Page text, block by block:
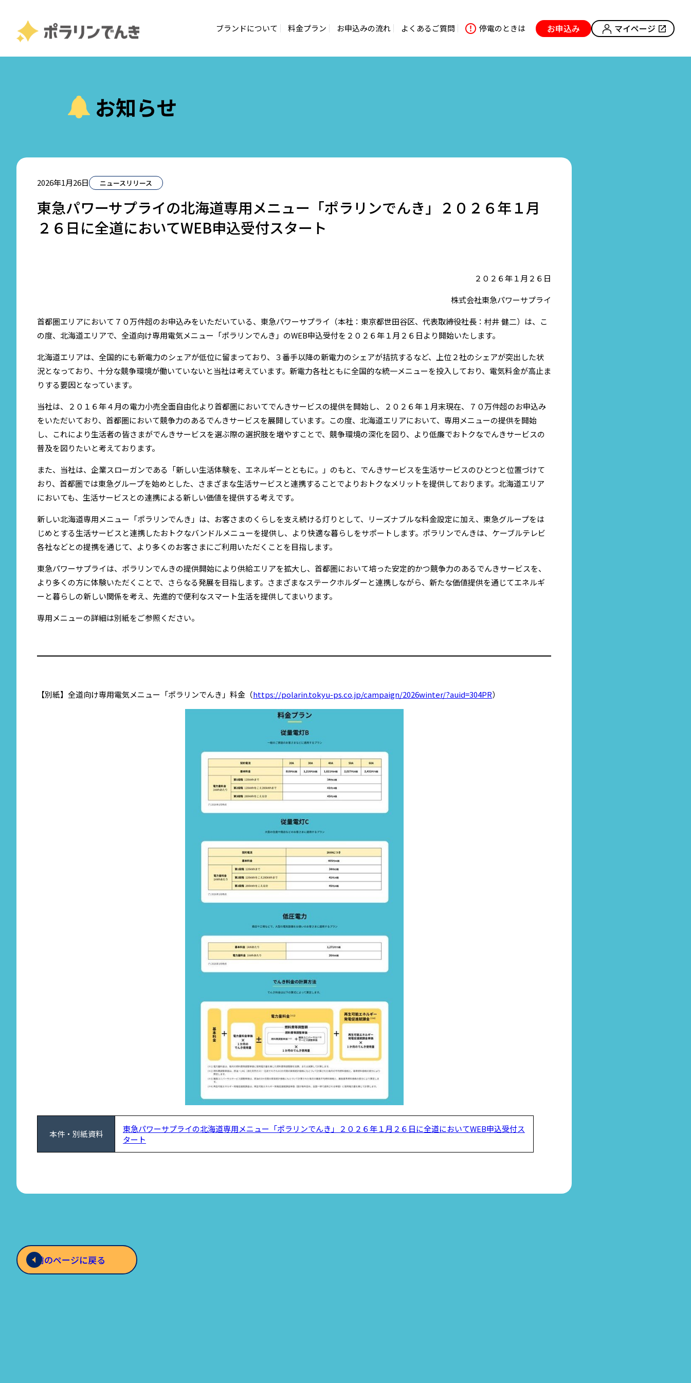
ブランドについて 料金プラン お申込みの流れ よくあるご質問 停電のときは お申込み マイページ
お知らせ
東急パワーサプライの北海道専用メニュー「ポラリンでんき」２０２６年１月
２６日に全道においてWEB申込受付スタート
2026年1月26日 ニュースリリース
２０２６年１月２６日
株式会社東急パワーサプライ
首都圏エリアにおいて７０万件超のお申込みをいただいている、東急パワーサプライ（本社：東京都世田谷区、代表取締役社長：村井 健二）は、こ
の度、北海道エリアで、全道向け専用電気メニュー「ポラリンでんき」のWEB申込受付を２０２６年１月２６日より開始いたします。
北海道エリアは、全国的にも新電力のシェアが低位に留まっており、３番手以降の新電力のシェアが拮抗するなど、上位２社のシェアが突出した状
況となっており、十分な競争環境が働いていないと当社は考えています。新電力各社ともに全国的な統一メニューを投入しており、電気料金が高止ま
りする要因となっています。
当社は、２０１６年４月の電力小売全面自由化より首都圏においてでんきサービスの提供を開始し、２０２６年１月末現在、７０万件超のお申込み
をいただいており、首都圏において競争力のあるでんきサービスを展開しています。この度、北海道エリアにおいて、専用メニューの提供を開始
し、これにより生活者の皆さまがでんきサービスを選ぶ際の選択肢を増やすことで、競争環境の深化を図り、より低廉でおトクなでんきサービスの
普及を図りたいと考えております。
また、当社は、企業スローガンである「新しい生活体験を、エネルギーとともに。」のもと、でんきサービスを生活サービスのひとつと位置づけて
おり、首都圏では東急グループを始めとした、さまざまな生活サービスと連携することでよりおトクなメリットを提供しております。北海道エリア
においても、生活サービスとの連携による新しい価値を提供する考えです。
新しい北海道専用メニュー「ポラリンでんき」は、お客さまのくらしを支え続ける灯りとして、リーズナブルな料金設定に加え、東急グループをは
じめとする生活サービスと連携したおトクなバンドルメニューを提供し、より快適な暮らしをサポートします。ポラリンでんきは、ケーブルテレビ
各社などとの提携を通じて、より多くのお客さまにご利用いただくことを目指します。
東急パワーサプライは、ポラリンでんきの提供開始により供給エリアを拡大し、首都圏において培った安定的かつ競争力のあるでんきサービスを、
より多くの方に体験いただくことで、さらなる発展を目指します。さまざまなステークホルダーと連携しながら、新たな価値提供を通じてエネルギ
ーと暮らしの新しい関係を考え、先進的で便利なスマート生活を提供してまいります。
専用メニューの詳細は別紙をご参照ください。
【別紙】全道向け専用電気メニュー「ポラリンでんき」料金（https://polarin.tokyu-ps.co.jp/campaign/2026winter/?auid=304PR）
本件・別紙資料
東急パワーサプライの北海道専用メニュー「ポラリンでんき」２０２６年１月２６日に全道においてWEB申込受付ス
タート
前のページに戻る